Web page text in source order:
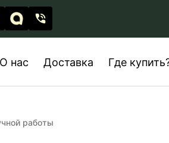
О нас Доставка Где
работы